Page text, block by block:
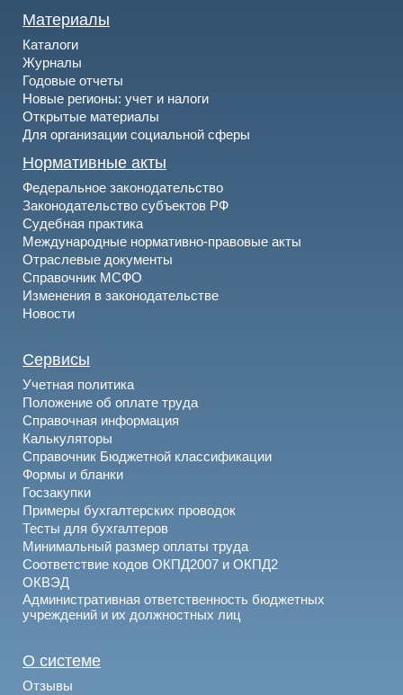
Материалы
Каталоги
Журналы
Годовые отчеты
Новые регионы: учет и налоги
Открытые материалы
Для организации социальной сферы
Нормативные акты
Федеральное законодательство
Законодательство субъектов РФ
Судебная практика
Международные нормативно-правовые акты
Отраслевые документы
Справочник МСФО
Изменения в законодательстве
Новости
Сервисы
Учетная политика
Положение об оплате труда
Справочная информация
Калькуляторы
Справочник Бюджетной классификации
Формы и бланки
Госзакупки
Примеры бухгалтерских проводок
Тесты для бухгалтеров
Минимальный размер оплаты труда
Соответствие кодов ОКПД2007 и ОКПД2
ОКВЭД
Административная ответственность бюджетных
учреждений и их должностных лиц
О системе
Отзывы